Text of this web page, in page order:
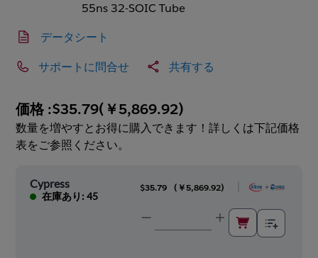
55ns 32-SOIC Tube
データシート
サポートに問合せ 共有する
価格 :$35.79(￥5,869.92)
数量を増やすとお得に購入できます！詳しくは下記価格
表をご参照ください。
Cypress
在庫あり: 45
$35.79 ( ￥5,869.92)